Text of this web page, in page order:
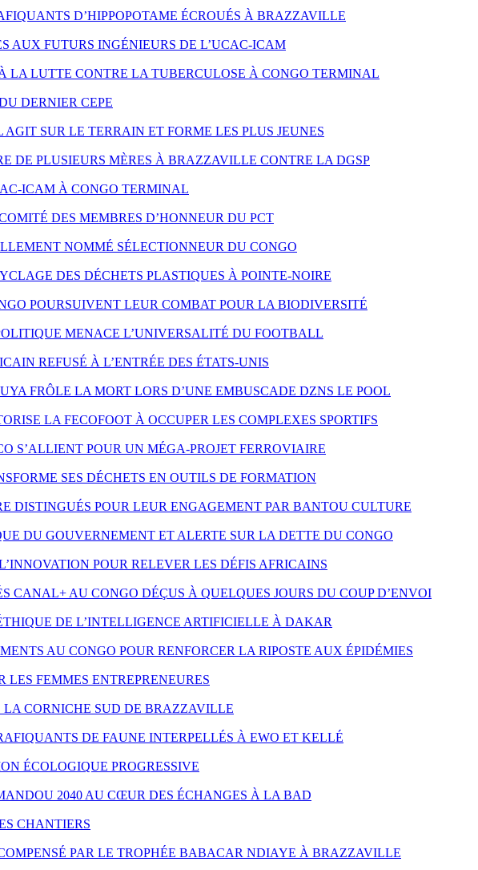
D’HIPPOPOTAME ÉCROUÉS À BRAZZAVILLE
AUX FUTURS INGÉNIEURS DE L’UCAC-ICAM
LA LUTTE CONTRE LA TUBERCULOSE À CONGO TERMINAL
DERNIER CEPE
SUR LE TERRAIN ET FORME LES PLUS JEUNES
DE PLUSIEURS MÈRES À BRAZZAVILLE CONTRE LA DGSP
ICAM À CONGO TERMINAL
DES MEMBRES D’HONNEUR DU PCT
NOMMÉ SÉLECTIONNEUR DU CONGO
DES DÉCHETS PLASTIQUES À POINTE-NOIRE
POURSUIVENT LEUR COMBAT POUR LA BIODIVERSITÉ
MENACE L’UNIVERSALITÉ DU FOOTBALL
REFUSÉ À L’ENTRÉE DES ÉTATS-UNIS
FRÔLE LA MORT LORS D’UNE EMBUSCADE DZNS LE POOL
LA FECOFOOT À OCCUPER LES COMPLEXES SPORTIFS
S’ALLIENT POUR UN MÉGA-PROJET FERROVIAIRE
SES DÉCHETS EN OUTILS DE FORMATION
DISTINGUÉS POUR LEUR ENGAGEMENT PAR BANTOU CULTURE
DU GOUVERNEMENT ET ALERTE SUR LA DETTE DU CONGO
POUR RELEVER LES DÉFIS AFRICAINS
CANAL+ AU CONGO DÉÇUS À QUELQUES JOURS DU COUP D’ENVOI
DE L’INTELLIGENCE ARTIFICIELLE À DAKAR
AU CONGO POUR RENFORCER LA RIPOSTE AUX ÉPIDÉMIES
FEMMES ENTREPRENEURES
CORNICHE SUD DE BRAZZAVILLE
DE FAUNE INTERPELLÉS À EWO ET KELLÉ
ÉCOLOGIQUE PROGRESSIVE
2040 AU CŒUR DES ÉCHANGES À LA BAD
CHANTIERS
PAR LE TROPHÉE BABACAR NDIAYE À BRAZZAVILLE